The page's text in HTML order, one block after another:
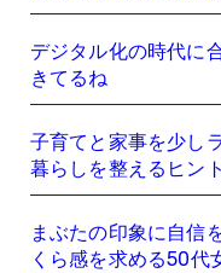
デジタル化の時代に
きてるね
子育てと家事を少し
暮らしを整えるヒント
まぶたの印象に自信
くら感を求める50代